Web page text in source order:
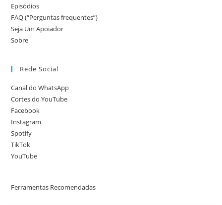
Episódios
FAQ (“Perguntas frequentes”)
Seja Um Apoiador
Sobre
Rede Social
Canal do WhatsApp
Cortes do YouTube
Facebook
Instagram
Spotify
TikTok
YouTube
Ferramentas Recomendadas